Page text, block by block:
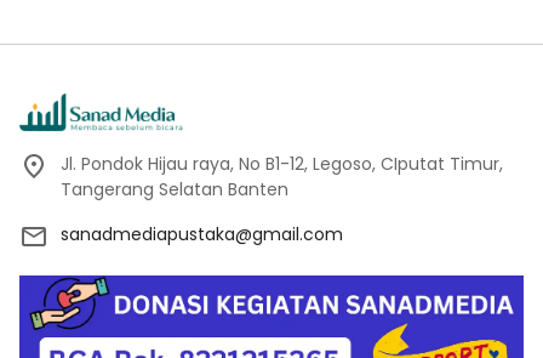
Jl. Pondok Hijau raya, No B1-12, Legoso, CIputat Timur,
Tangerang Selatan Banten
sanadmediapustaka@gmail.com